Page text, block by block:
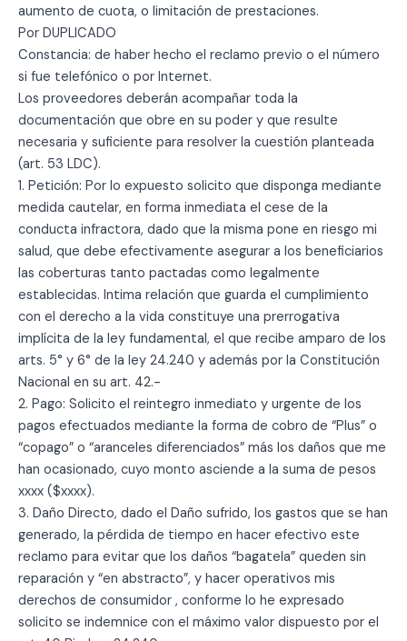
aumento de cuota, o limitación de prestaciones.
Por DUPLICADO
Constancia: de haber hecho el reclamo previo o el número
si fue telefónico o por Internet.
Los proveedores deberán acompañar toda la
documentación que obre en su poder y que resulte
necesaria y suficiente para resolver la cuestión planteada
(art. 53 LDC).
1. Petición: Por lo expuesto solicito que disponga mediante
medida cautelar, en forma inmediata el cese de la
conducta infractora, dado que la misma pone en riesgo mi
salud, que debe efectivamente asegurar a los beneficiarios
las coberturas tanto pactadas como legalmente
establecidas. Intima relación que guarda el cumplimiento
con el derecho a la vida constituye una prerrogativa
implícita de la ley fundamental, el que recibe amparo de los
arts. 5° y 6° de la ley 24.240 y además por la Constitución
Nacional en su art. 42.-
2. Pago: Solicito el reintegro inmediato y urgente de los
pagos efectuados mediante la forma de cobro de “Plus” o
“copago” o “aranceles diferenciados” más los daños que me
han ocasionado, cuyo monto asciende a la suma de pesos
xxxx ($xxxx).
3. Daño Directo, dado el Daño sufrido, los gastos que se han
generado, la pérdida de tiempo en hacer efectivo este
reclamo para evitar que los daños “bagatela” queden sin
reparación y “en abstracto”, y hacer operativos mis
derechos de consumidor , conforme lo he expresado
solicito se indemnice con el máximo valor dispuesto por el